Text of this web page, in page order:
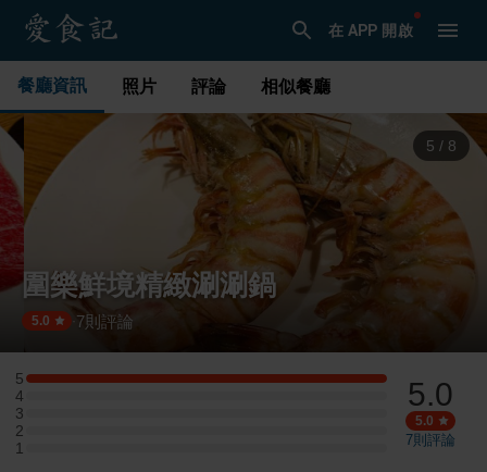
在 APP 開啟
餐廳資訊 照片 評論 相似餐廳
5 / 8
圍樂鮮境精緻涮涮鍋
5.0 ·7則評論
5
5 星：2 則評論
4
4 星：0 則評論
3
3 星：0 則評論
2
2 星：0 則評論
1
1 星：0 則評論
5.0
5.0
7則評論